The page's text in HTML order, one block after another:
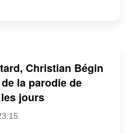
Christian Bégin
la parodie de
jours